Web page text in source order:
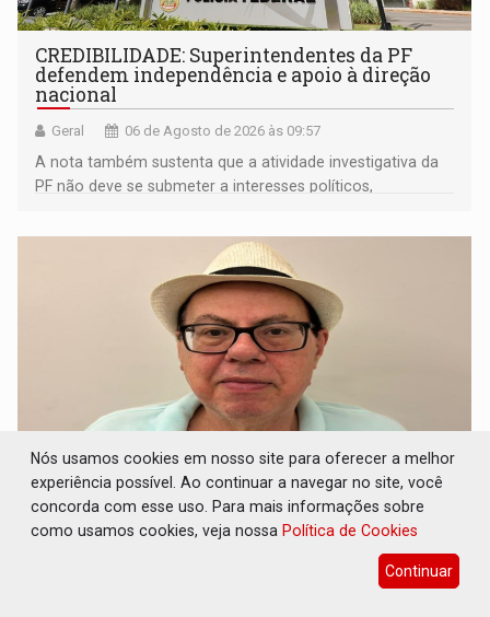
CREDIBILIDADE: Superintendentes da PF
defendem independência e apoio à direção
nacional
Geral 06 de Agosto de 2026 às 09:57
A nota também sustenta que a atividade investigativa da
PF não deve se submeter a interesses políticos,
ALIANÇA PODEROSA: Chapa vitaminada
pode alcançar larga e boa vantagem para
Nós usamos cookies em nosso site para oferecer a melhor
experiência possível. Ao continuar a navegar no site, você
concorda com esse uso. Para mais informações sobre
como usamos cookies, veja nossa Política de Cookies
Continuar